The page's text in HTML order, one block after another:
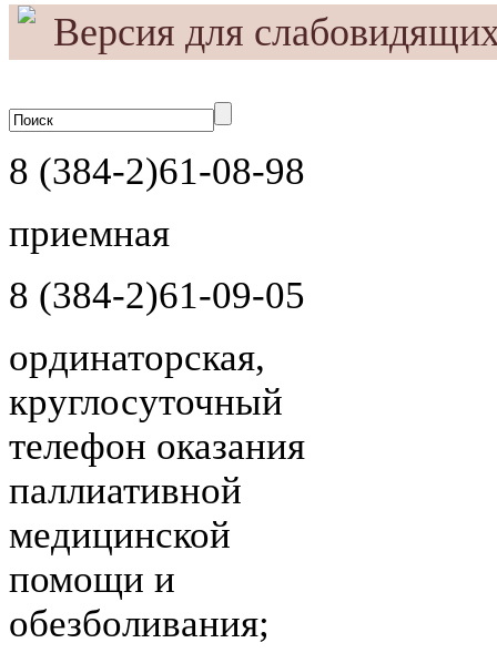
Выкл Размер шрифта: A A A Цвета
Версия для
8 (384-2)61-08-98
приемная
8 (384-2)61-09-05
ординаторская,
круглосуточный
телефон оказания
паллиативной
медицинской
помощи и
обезболивания;